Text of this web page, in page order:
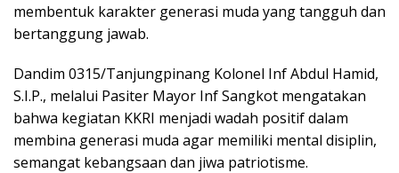
membentuk karakter generasi muda yang tangguh dan
bertanggung jawab.
Dandim 0315/Tanjungpinang Kolonel Inf Abdul Hamid,
S.I.P., melalui Pasiter Mayor Inf Sangkot mengatakan
bahwa kegiatan KKRI menjadi wadah positif dalam
membina generasi muda agar memiliki mental disiplin,
semangat kebangsaan dan jiwa patriotisme.